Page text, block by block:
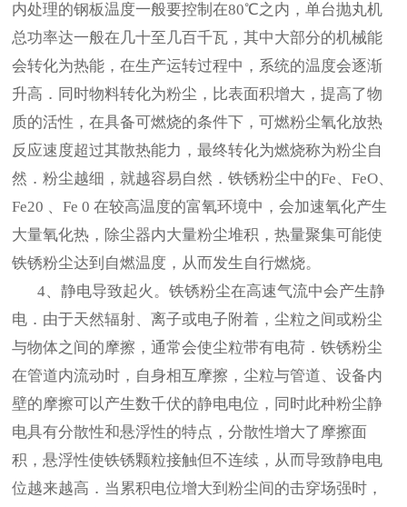
内处理的钢板温度一般要控制在80℃之内，单台抛丸机
总功率达一般在几十至几百千瓦，其中大部分的机械能
会转化为热能，在生产运转过程中，系统的温度会逐渐
升高．同时物料转化为粉尘，比表面积增大，提高了物
质的活性，在具备可燃烧的条件下，可燃粉尘氧化放热
反应速度超过其散热能力，最终转化为燃烧称为粉尘自
然．粉尘越细，就越容易自然．铁锈粉尘中的Fe、FeO、
Fe20 、Fe 0 在较高温度的富氧环境中，会加速氧化产生
大量氧化热，除尘器内大量粉尘堆积，热量聚集可能使
铁锈粉尘达到自燃温度，从而发生自行燃烧。
4、静电导致起火。铁锈粉尘在高速气流中会产生静
电．由于天然辐射、离子或电子附着，尘粒之间或粉尘
与物体之间的摩擦，通常会使尘粒带有电荷．铁锈粉尘
在管道内流动时，自身相互摩擦，尘粒与管道、设备内
壁的摩擦可以产生数千伏的静电电位，同时此种粉尘静
电具有分散性和悬浮性的特点，分散性增大了摩擦面
积，悬浮性使铁锈颗粒接触但不连续，从而导致静电电
位越来越高．当累积电位增大到粉尘间的击穿场强时，